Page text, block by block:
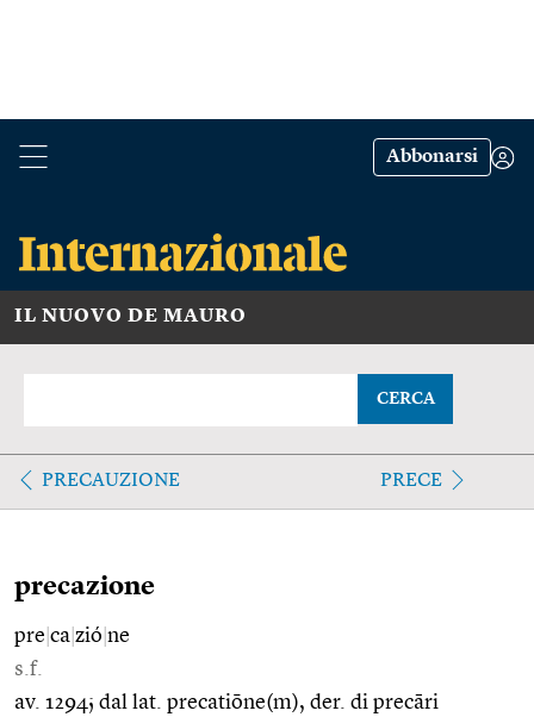
Abbonarsi
IL NUOVO DE MAURO
CERCA
PRECAUZIONE PRECE
precazione
pre ca zió ne
s.f.
av. 1294; dal lat. precatiōne(m), der. di precāri